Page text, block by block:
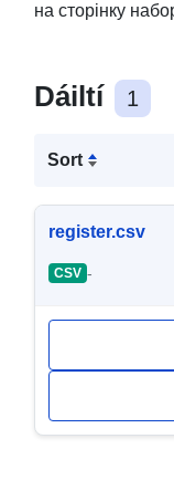
на сторінку
Dáiltí 1
Sort
register.csv
CSV -